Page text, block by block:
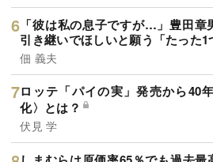
「彼は私の息子ですが…」豊田
引き継いでほしいと願う「たった1
佃 義夫
ロッテ「パイの実」発売から40
化〉とは？
伏見 学